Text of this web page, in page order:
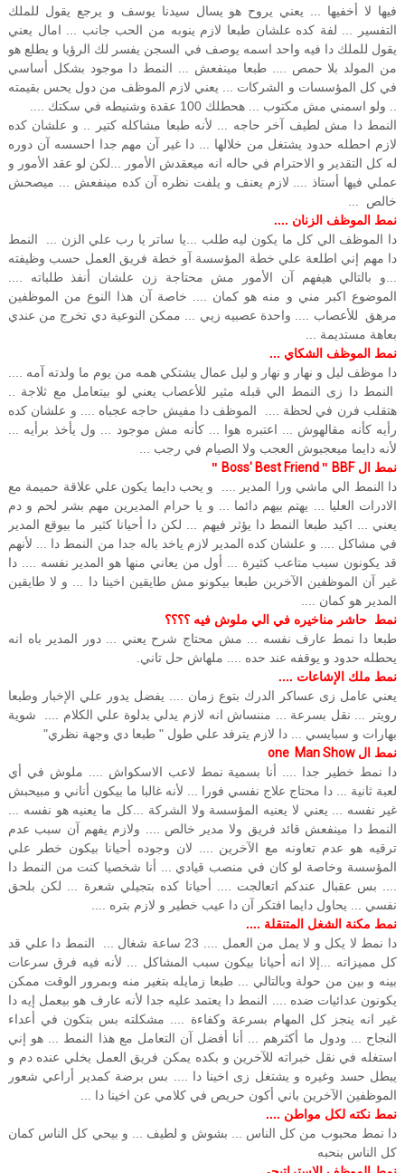
فيها لا أخفيها ... يعني يروح هو يسال سيدنا يوسف و يرجع يقول للملك
التفسير ... لفة كده علشان طبعا لازم ينوبه من الحب جانب ... امال يعني
يقول للملك دا فيه واحد اسمه يوصف في السجن يفسر لك الرؤيا و يطلع هو
من المولد بلا حمص .... طبعا مينفعش ... النمط دا موجود بشكل أساسي
في كل المؤسسات و الشركات ... يعني لازم الموظف من دول يحس بقيمته
.. ولو اسمني مش مكتوب ... هحطلك 100 عقدة وشنيطه في سكتك ....
النمط دا مش لطيف آخر حاجه ... لأنه طبعا مشاكله كتير .. و علشان كده
لازم احطله حدود يشتغل من خلالها ... دا غير آن مهم جدا احسسه آن دوره
له كل التقدير و الاحترام في حاله انه ميعقدش الأمور ...لكن لو عقد الأمور و
عملي فيها أستاذ .... لازم يعنف و يلفت نظره آن كده مينفعش ... ميصحش
خالص ...
نمط الموظف الزنان ....
دا الموظف الي كل ما يكون ليه طلب ...يا ساتر يا رب علي الزن ... النمط
دا مهم إني اطلعة علي خطة المؤسسة آو خطة فريق العمل حسب وظيفته
...و بالتالي هيفهم آن الأمور مش محتاجة زن علشان أنفذ طلباته ....
الموضوع اكبر مني و منه هو كمان .... خاصة آن هذا النوع من الموظفين
مرهق للأعصاب .... واحدة عصبيه زيي ... ممكن النوعية دي تخرج من عندي
بعاهة مستديمة ...
نمط الموظف الشكاي ...
دا موظف ليل و نهار و نهار و ليل عمال يشتكي همه من يوم ما ولدته آمه ....
النمط دا زى النمط الي قبله مثير للأعصاب يعني لو بيتعامل مع ثلاجة ..
هتقلب فرن في لحظة .... الموظف دا مفيش حاجه عجباه .... و علشان كده
رأيه كأنه مقالهوش ... اعتبره هوا ... كأنه مش موجود ... ول يأخذ برأيه ...
لأنه دايما ميعجبوش العجب ولا الصيام في رجب ...
نمط الBBF
"
Boss' Best Friend
"
دا النمط الي ماشي ورا المدير .... و يحب دايما يكون علي علاقة حميمة مع
الادرات العليا ... يهتم بيهم دائما ... و يا حرام المديرين مهم بشر لحم و دم
يعني ... اكيد طبعا النمط دا يؤثر فيهم ... لكن دا أحيانا كثير ما بيوقع المدير
في مشاكل .... و علشان كده المدير لازم ياخد باله جدا من النمط دا ... لأنهم
قد يكونون سبب متاعب كثيرة ... أول من يعاني منها هو المدير نفسه .... دا
غير آن الموظفين الآخرين طبعا بيكونو مش طايقين اخينا دا ... و لا طايقين
المدير هو كمان ....
نمط حاشر مناخيره في الي ملوش فيه ؟؟؟؟
طبعا دا نمط عارف نفسه ... مش محتاج شرح يعني ... دور المدير باه انه
يحطله حدود و يوقفه عند حده .... ملهاش حل تاني.
نمط ملك الإشاعات ....
يعني عامل زى عساكر الدرك بتوع زمان .... يفضل يدور علي الإخبار وطبعا
رويتر ... نقل بسرعة ... مننساش انه لازم يدلي بدلوة علي الكلام .... شوية
بهارات و سبايسي ... دا لازم يترفد علي طول " طبعا دي وجهة نظري"
نمط ال one Man Show
دا نمط خطير جدا .... أنا بسمية نمط لاعب الاسكواش .... ملوش في أي
لعبة ثانية ... دا محتاج علاج نفسي فورا ... لأنه غالبا ما بيكون أناني و مبيحبش
غير نفسه ... يعني لا يعنيه المؤسسة ولا الشركة ...كل ما يعنيه هو نفسه ...
النمط دا مينفعش قائد فريق ولا مدير خالص .... ولازم يفهم آن سبب عدم
ترقيه هو عدم تعاونه مع الآخرين .... لان وجوده أحيانا بيكون خطر علي
المؤسسة وخاصة لو كان في منصب قيادي ... أنا شخصيا كنت من النمط دا
.... بس عقبال عندكم اتعالجت .... أحيانا كده بتجيلي شعرة ... لكن بلحق
نفسي ... يحاول دايما افتكر آن دا عيب خطير و لازم بتره ....
نمط مكنة الشغل المتنقلة ....
دا نمط لا يكل و لا يمل من العمل .... 23 ساعة شغال ... النمط دا علي قد
كل مميزاته ...إلا انه أحيانا بيكون سبب المشاكل ... لأنه فيه فرق سرعات
بينه و بين من حولة وبالتالي ... طبعا زمايله بتغير منه وبمرور الوقت ممكن
يكونون عدائيات ضده .... النمط دا يعتمد عليه جدا لأنه عارف هو بيعمل إيه دا
غير انه ينجز كل المهام بسرعة وكفاءة .... مشكلته بس بتكون في أعداء
النجاح ... ودول ما أكثرهم ... أنا أفضل آن التعامل مع هذا النمط ... هو إني
استغله في نقل خبراته للآخرين و بكده يمكن فريق العمل يخلي عنده دم و
يبطل حسد وغيره و يشتغل زى اخينا دا .... بس برضة كمدير أراعي شعور
الموظفين الآخرين باني أكون حريص في كلامي عن اخينا دا ...
نمط نكته لكل مواطن ....
دا نمط محبوب من كل الناس ... بشوش و لطيف ... و بيحي كل الناس كمان
كل الناس بنحبه